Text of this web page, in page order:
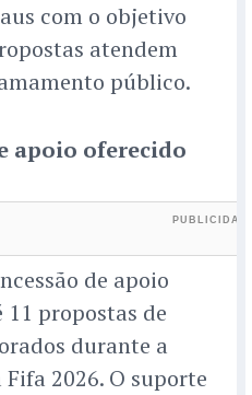
com o objetivo
atendem
público.
apoio oferecido
de apoio
propostas de
durante a
2026. O suporte